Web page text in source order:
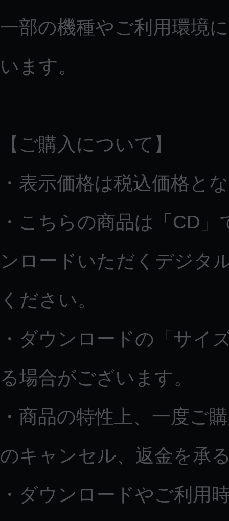
一部の機種やご利用環境
います。
【ご購入について】
・表示価格は税込価格と
・こちらの商品は「CD
ンロードいただくデジタ
ください。
・ダウンロードの「サイ
る場合がございます。
・商品の特性上、一度ご
のキャンセル、返金を承
・ダウンロードやご利用